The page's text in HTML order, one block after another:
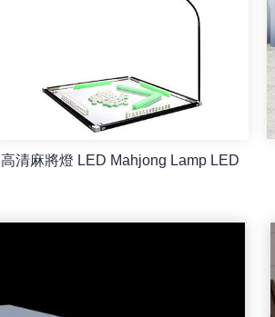
高清麻將燈 LED Mahjong Lamp LED